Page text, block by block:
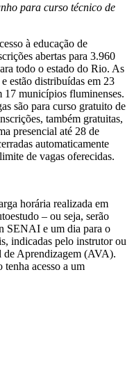
para curso técnico de
à educação de
abertas para 3.960
todo o estado do Rio. As
estão distribuídas em 23
municípios fluminenses.
são para curso gratuito de
também gratuitas,
presencial até 28 de
automaticamente
de vagas oferecidas.
horária realizada em
– ou seja, serão
SENAI e um dia para o
indicadas pelo instrutor ou
de Aprendizagem (AVA).
acesso a um